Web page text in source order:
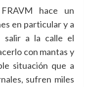
hace un
en particular y a
salir a la calle el
con mantas y
situación que a
sufren miles